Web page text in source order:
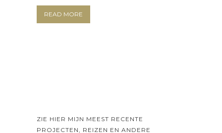
READ MORE
ZIE HIER MIJN MEEST RECENTE
PROJECTEN, REIZEN EN ANDERE